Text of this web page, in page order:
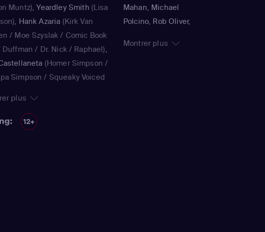
Muntz),Yeardley Smith (Lisa
, Hank Azaria (Kirk Van
/ Moe Szyslak / Comic Book
Duffman / Dr. Nick / Raphael),
(Homer Simpson /
Simpson / Squeaky Voiced
/ Patty Bouvier / voice)
Cartwright
Zzyzwicz / voice)
plus
12+
Mahan, Michael
Polcino, Rob Oliver,
K., Jorge R. Gutiérrez,
Montrer plus